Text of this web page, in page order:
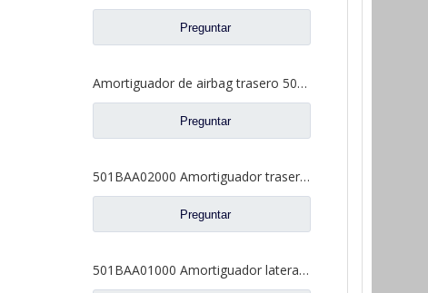
Preguntar
Amortiguador de airbag trasero 501QBC10000 para piezas de camión DAYUN
Preguntar
501BAA02000 Amortiguador trasero para piezas de camiones DAYUN
Preguntar
501BAA01000 Amortiguador lateral de cabina para piezas de camión DAYUN